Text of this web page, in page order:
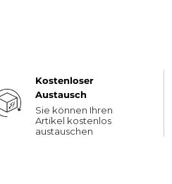
Kostenloser
Austausch
Sie können Ihren
Artikel kostenlos
austauschen